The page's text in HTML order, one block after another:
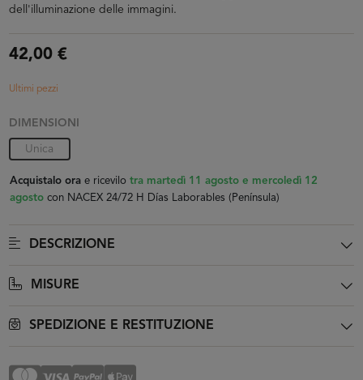
dell'illuminazione delle immagini.
42,00 €
Ultimi pezzi
DIMENSIONI
Unica
Acquistalo orae ricevilo tra martedì 11 agosto e mercoledì 12
agosto con NACEX 24/72 H Días Laborables (Península)
DESCRIZIONE
MISURE
SPEDIZIONE E RESTITUZIONE